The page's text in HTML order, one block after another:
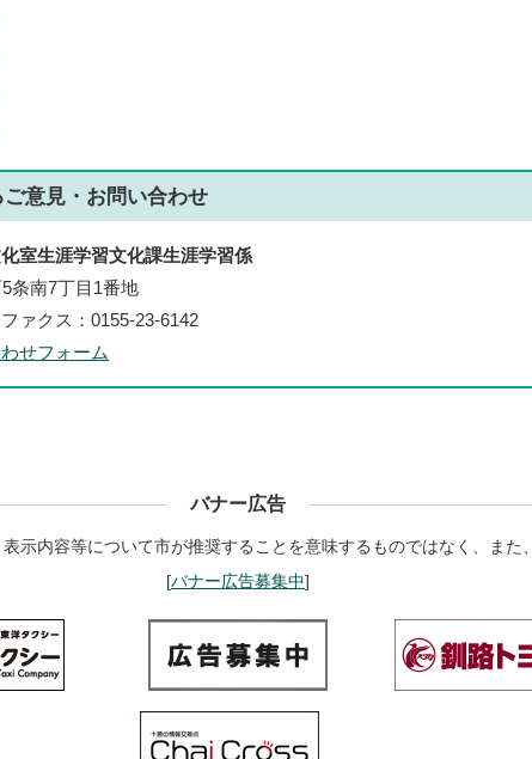
ご意見・お問い合わせ
室生涯学習文化課生涯学習係
条南7丁目1番地
ァクス：0155-23-6142
せフォーム
バナー広告
示内容等について市が推奨することを意味するものではなく、また
[バナー広告募集中]